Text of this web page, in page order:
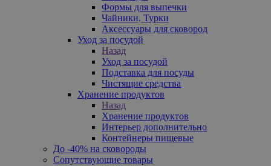
Формы для выпечки
Чайники, Турки
Аксессуары для сковород
Уход за посудой
Назад
Уход за посудой
Подставка для посуды
Чистящие средства
Хранение продуктов
Назад
Хранение продуктов
Интерьер дополнительно
Контейнеры пищевые
До -40% на сковороды
Сопутствующие товары